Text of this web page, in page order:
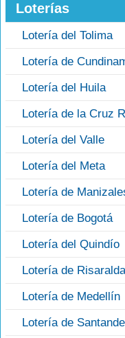
Loterías
Lotería del Tolima
Lotería de
Lotería del Huila
Lotería de la Cruz
Lotería del Valle
Lotería del Meta
Lotería de
Lotería de Bogotá
Lotería del Quindío
Lotería de Risaralda
Lotería de Medellín
Lotería de